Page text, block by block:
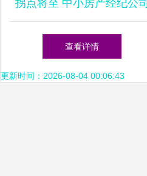
拐点将至 中小房产经纪公司
的新时代机遇
查看详情
更新时间：2026-08-04 00:06:43